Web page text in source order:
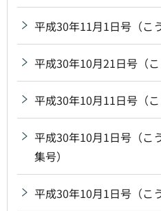
平成30年11月1日号（こ
平成30年10月21日号（こ
平成30年10月11日号（こ
平成30年10月1日号（こ
集号）
平成30年10月1日号（こ